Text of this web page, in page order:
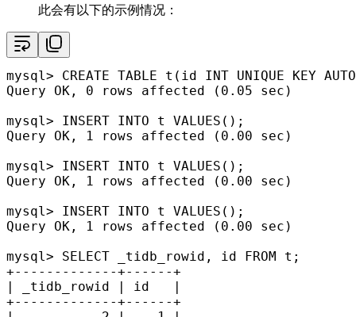
此会有以下的示例情况：
mysql > CREATE TABLE t(id INT UNIQUE KEY
Query OK, 0 rows affected ( 0.05 sec)
mysql > INSERT INTO t VALUES ();
Query OK,
1 rows affected ( 0.00 sec)
mysql > INSERT INTO t VALUES ();
Query OK,
1 rows affected ( 0.00 sec)
mysql > INSERT INTO t VALUES ();
Query OK,
1 rows affected ( 0.00 sec)
mysql > SELECT _tidb_rowid, id FROM
+-------------+------+
|
_tidb_rowid | id
|
+-------------+------+